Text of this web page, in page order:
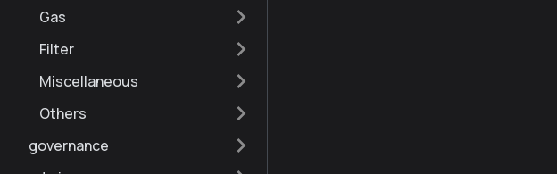
Gas
Filter
Miscellaneous
Others
governance